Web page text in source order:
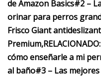
de Amazon Basics#2 –
orinar para perros
Frisco Giant
Premium,
cómo enseñarle a mi
al baño#3 – Las